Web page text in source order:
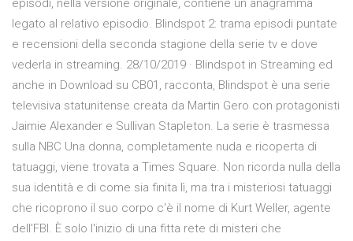
episodi, nella versione originale, contiene un anagramma
legato al relativo episodio. Blindspot 2: trama episodi puntate
e recensioni della seconda stagione della serie tv e dove
vederla in streaming. 28/10/2019 · Blindspot in Streaming ed
anche in Download su CB01, racconta, Blindspot è una serie
televisiva statunitense creata da Martin Gero con protagonisti
Jaimie Alexander e Sullivan Stapleton. La serie è trasmessa
sulla NBC Una donna, completamente nuda e ricoperta di
tatuaggi, viene trovata a Times Square. Non ricorda nulla della
sua identità e di come sia finita lì, ma tra i misteriosi tatuaggi
che ricoprono il suo corpo c'è il nome di Kurt Weller, agente
dell'FBI. È solo l'inizio di una fitta rete di misteri che